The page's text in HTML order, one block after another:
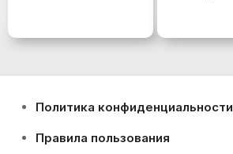
Политика конфиденциальности
Правила пользования